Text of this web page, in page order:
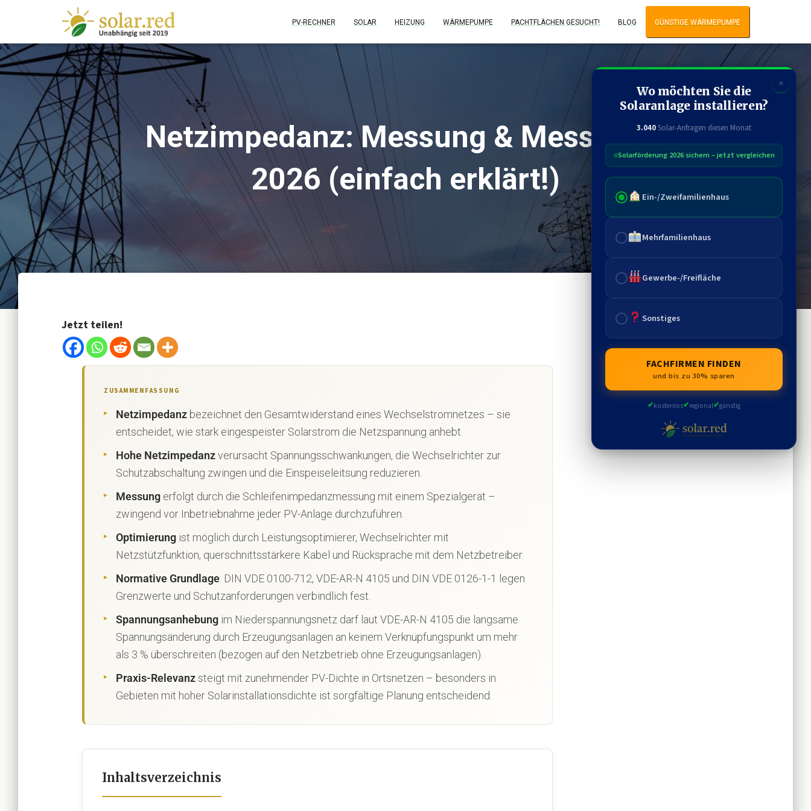
PV-RECHNER SOLAR HEIZUNG WÄRMEPUMPE PACHTFLÄCHEN GESUCHT! BLOG GÜNSTIGE WÄRMEPUMPE
Netzimpedanz: Messung & Messgerät
2026 (einfach erklärt!)
Jetzt teilen!
ZUSAMMENFASSUNG
Netzimpedanz bezeichnet den Gesamtwiderstand eines Wechselstromnetzes – sie
entscheidet, wie stark eingespeister Solarstrom die Netzspannung anhebt.
Hohe Netzimpedanzverursacht Spannungsschwankungen, die Wechselrichter zur
Schutzabschaltung zwingen und die Einspeiseleitsung reduzieren.
Messung erfolgt durch die Schleifenimpedanzmessung mit einem Spezialgerät –
zwingend vor Inbetriebnahme jeder PV-Anlage durchzuführen.
Optimierung ist möglich durch Leistungsoptimierer, Wechselrichter mit
Netzstützfunktion, querschnittsstärkere Kabel und Rücksprache mit dem Netzbetreiber.
Normative Grundlage: DIN VDE 0100-712, VDE-AR-N 4105 und DIN VDE 0126-1-1 legen
Grenzwerte und Schutzanforderungen verbindlich fest.
Spannungsanhebung im Niederspannungsnetz darf laut VDE-AR-N 4105 die langsame
Spannungsänderung durch Erzeugungsanlagen an keinem Verknüpfungspunkt um mehr
als 3 % überschreiten (bezogen auf den Netzbetrieb ohne Erzeugungsanlagen).
Praxis-Relevanzsteigt mit zunehmender PV-Dichte in Ortsnetzen – besonders in
Gebieten mit hoher Solarinstallationsdichte ist sorgfältige Planung entscheidend.
Inhaltsverzeichnis
✕
Wo möchten Sie die
Solaranlage installieren?
3.040Solar-Anfragen diesen Monat
Solarförderung 2026 sichern – jetzt vergleichen
Ein-/Zweifamilienhaus
Mehrfamilienhaus
Gewerbe-/Freifläche
Sonstiges
FACHFIRMEN FINDEN
und bis zu 30% sparen
✔kostenlos✔regional✔günstig